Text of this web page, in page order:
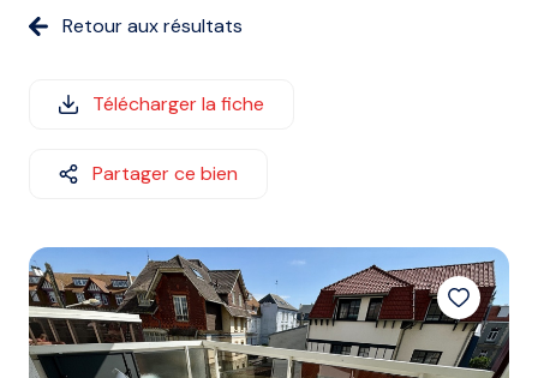
LOCATIONS
ETUDIANTE
ESTIMATION
ACTUALITES
Retour aux résultats
Télécharger la fiche
Partager ce bien